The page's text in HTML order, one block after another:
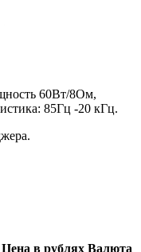
60Вт/8Ом,
85Гц -20 кГц.
Цена в рублях Валюта